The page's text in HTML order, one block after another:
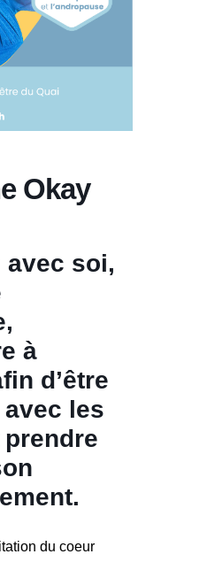
Okay
avec soi,
à
d’être
avec les
du coeur